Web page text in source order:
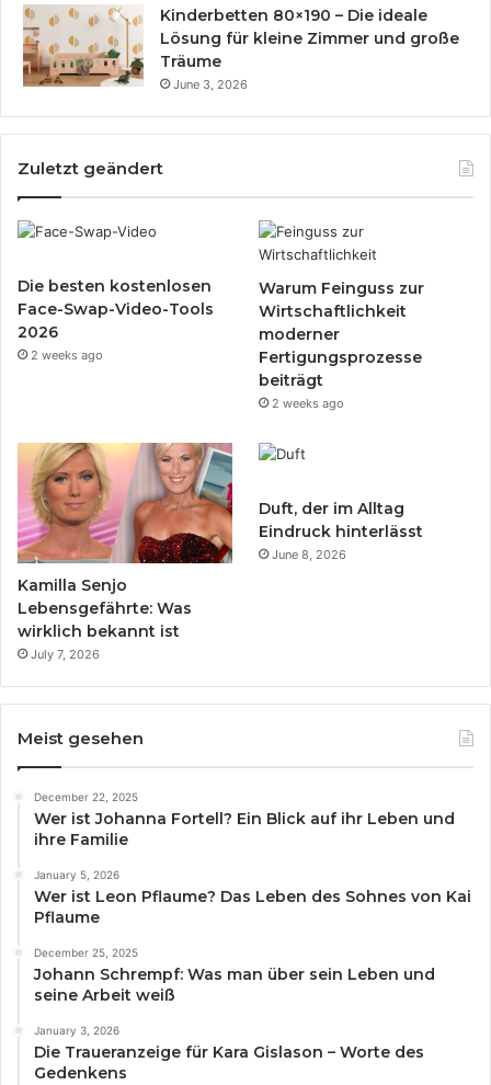
Kinderbetten 80×190 – Die ideale
Lösung für kleine Zimmer und große
Träume
June 3, 2026
Zuletzt geändert
Die besten kostenlosen
Face-Swap-Video-Tools
2026
2 weeks ago
Warum Feinguss zur
Wirtschaftlichkeit
moderner
Fertigungsprozesse
beiträgt
2 weeks ago
Kamilla Senjo
Lebensgefährte: Was
wirklich bekannt ist
July 7, 2026
Duft, der im Alltag
Eindruck hinterlässt
June 8, 2026
Meist gesehen
December 22, 2025
Wer ist Johanna Fortell? Ein Blick auf ihr Leben und
ihre Familie
January 5, 2026
Wer ist Leon Pflaume? Das Leben des Sohnes von Kai
Pflaume
December 25, 2025
Johann Schrempf: Was man über sein Leben und
seine Arbeit weiß
January 3, 2026
Die Traueranzeige für Kara Gislason – Worte des
Gedenkens